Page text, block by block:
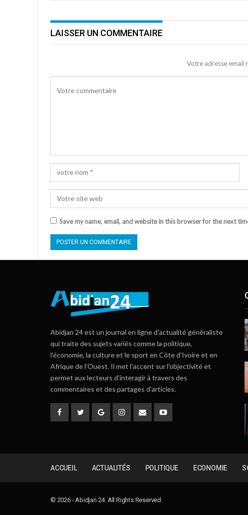
LAISSER UN COMMENTAIRE
Votre adresse email
Save my name, email, and website in this browser for the next
Abidjan 24 est un journal en ligne d'actualité généraliste
qui traite des sujets variés comme la politique,
l'économie, la culture et le sport en Côte d'Ivoire et en
Afrique de l'Ouest. Il met l'accent sur l'objectivité et
permet aux lecteurs d'interagir à travers des
commentaires et des partages d'articles.
ACCUEIL ACTUALITÉS POLITIQUE ECONOMIE
© 2026 - Abidjan 24. All Rights Reserved.